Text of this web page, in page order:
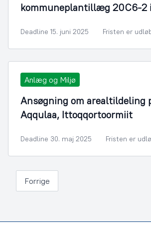
kommuneplantillæg 20C6-2
Deadline 15. juni 2025 Fristen er
Anlæg og Miljø
Ansøgning om arealtildeling
Aqqulaa, Ittoqqortoormiit
Deadline 30. maj 2025 Fristen er
Forrige